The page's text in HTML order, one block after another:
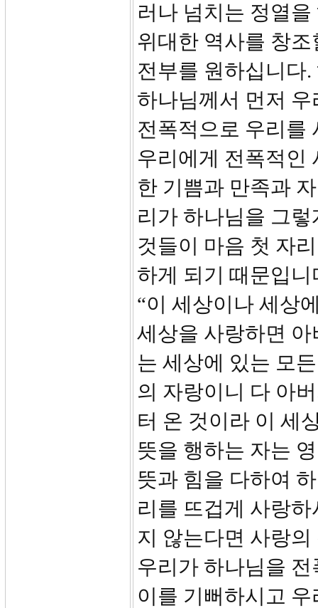
러나 넘치는 정열
위대한 역사를 창
전부를 원하십니다
하나님께서 먼저
전폭적으로 우리를
우리에게 전폭적인
한 기쁨과 만족과
리가 하나님을 그
것들이 마음 첫 자
하게 되기 때문입
“이 세상이나 세상
세상을 사랑하면
는 세상에 있는 모
의 자랑이니 다 아
터 온 것이라 이 세
뜻을 행하는 자는
뜻과 힘을 다하여
리를 뜨겁게 사랑
지 않는다면 사랑
우리가 하나님을
이를 기뻐하시고